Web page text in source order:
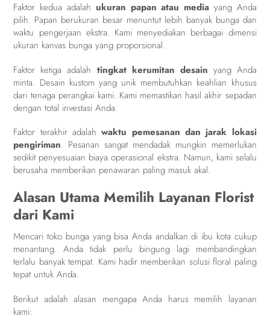
Faktor kedua adalah ukuran papan atau media yang Anda
pilih. Papan berukuran besar menuntut lebih banyak bunga dan
waktu pengerjaan ekstra. Kami menyediakan berbagai dimensi
ukuran kanvas bunga yang proporsional.
Faktor ketiga adalah tingkat kerumitan desain yang Anda
minta. Desain kustom yang unik membutuhkan keahlian khusus
dari tenaga perangkai kami. Kami memastikan hasil akhir sepadan
dengan total investasi Anda.
Faktor terakhir adalahwaktu pemesanan dan jarak lokasi
pengiriman. Pesanan sangat mendadak mungkin memerlukan
sedikit penyesuaian biaya operasional ekstra. Namun, kami selalu
berusaha memberikan penawaran paling masuk akal.
Alasan Utama Memilih Layanan Florist
dari Kami
Mencari toko bunga yang bisa Anda andalkan di ibu kota cukup
menantang. Anda tidak perlu bingung lagi membandingkan
terlalu banyak tempat. Kami hadir memberikan solusi floral paling
tepat untuk Anda.
Berikut adalah alasan mengapa Anda harus memilih layanan
kami: